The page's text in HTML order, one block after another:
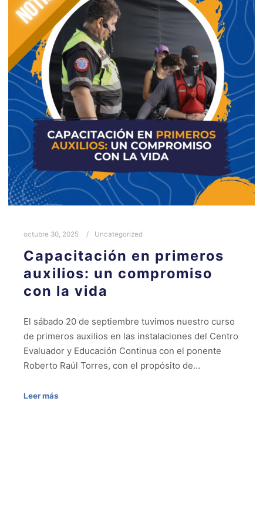
octubre 30, 2025 Uncategorized
Capacitación en primeros
auxilios: un compromiso
con la vida
El sábado 20 de septiembre tuvimos nuestro curso
de primeros auxilios en las instalaciones del Centro
Evaluador y Educación Continua con el ponente
Roberto Raúl Torres, con el propósito de…
Leer más